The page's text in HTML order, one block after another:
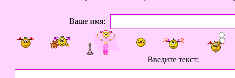
Ваше имя:
Введите текст: